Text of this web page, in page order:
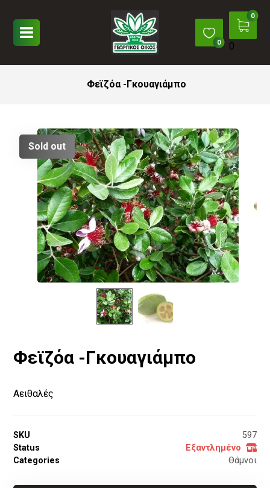
0
Φεϊζόα -Γκουαγιάμπο
Sold out
Φεϊζόα -Γκουαγιάμπο
Αειθαλές
SKU
597
Status
Εξαντλημένο
Categories
Θάμνοι